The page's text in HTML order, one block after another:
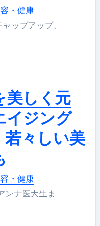
・健康
ップアップ、
美しく元
イジング
若々しい美
・健康
ンナ医大生ま